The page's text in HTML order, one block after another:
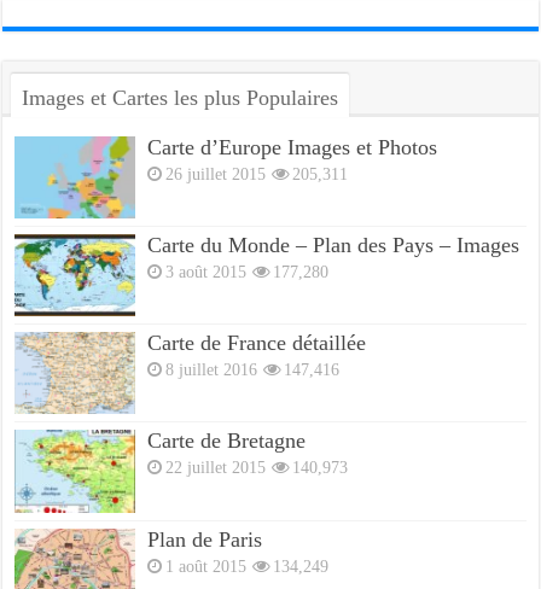
Images et Cartes les plus Populaires
Carte d’Europe Images et Photos
26 juillet 2015 205,311
Carte du Monde – Plan des Pays – Images
3 août 2015 177,280
Carte de France détaillée
8 juillet 2016 147,416
Carte de Bretagne
22 juillet 2015 140,973
Plan de Paris
1 août 2015 134,249